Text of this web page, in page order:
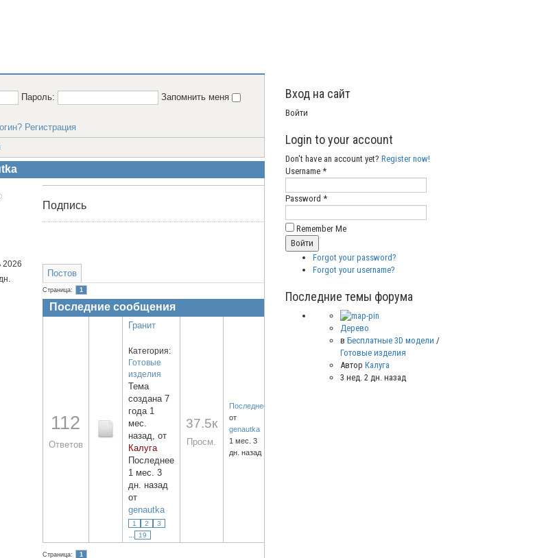
Пароль: Запомнить меня
Регистрация
2026
Подпись
Постов
Страница: 1
Последние сообщения
112
Ответов
Гранит
Категория:
Готовые
изделия
Тема
создана 7
года 1
мес.
назад, от
Калуга
Последнее
1 мес. 3
дн. назад
от
genautka
1 2
3
19
37.5к
Просм.
Последнее
от
genautka
1 мес. 3
дн. назад
Страница: 1
Вход на сайт
Войти
Login to your account
Don't have an account yet? Register now!
Username *
Password *
Remember Me
Forgot your password?
Forgot your username?
Последние темы форума
Дерево
в Бесплатные 3D модели /
Готовые изделия
Автор Калуга
3 нед. 2 дн. назад